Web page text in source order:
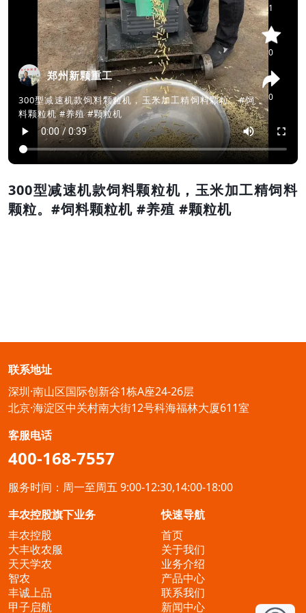
郑州新颗重工
300型减速机款饲料颗粒机，玉米加工精饲料颗粒。#饲
料颗粒机 #养殖 #颗粒机
1
0
0
300型减速机款饲料颗粒机，玉米加工精饲料
颗粒。#饲料颗粒机 #养殖 #颗粒机
联系地址
深圳·南山区国际创新谷1栋A座24-26层
北京·海淀区中关村南大街12号科海福林大厦611室
客服电话
400-168-7557
服务时间：周一至周五 9:00-12:30,14:00-18:00
丰农控股旗下业务
丰农控股
大丰收农服
天天学农
智农
丰诚上品
甲子启航
快速导航
首页
关于我们
业务介绍
产品中心
联系我们
新闻中心